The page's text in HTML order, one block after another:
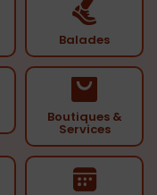
Balades
Boutiques &
Services